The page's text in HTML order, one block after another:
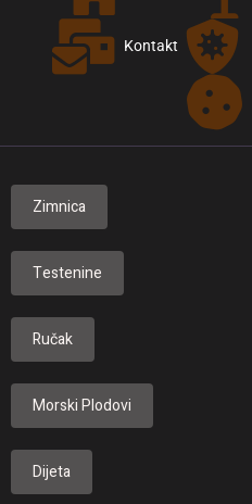
Kontakt
Zimnica
Testenine
Ručak
Morski Plodovi
Dijeta